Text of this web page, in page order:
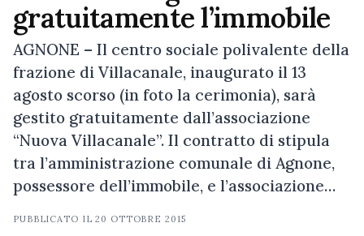
gratuitamente l’immobile
AGNONE – Il centro sociale polivalente della
frazione di Villacanale, inaugurato il 13
agosto scorso (in foto la cerimonia), sarà
gestito gratuitamente dall’associazione
“Nuova Villacanale”. Il contratto di stipula
tra l’amministrazione comunale di Agnone,
possessore dell’immobile, e l’associazione…
PUBBLICATO IL20 OTTOBRE 2015